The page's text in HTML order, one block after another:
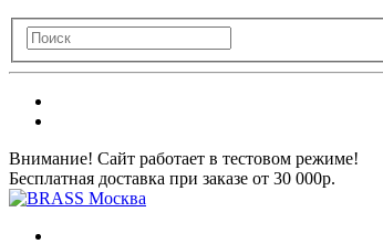
Внимание! Сайт работает в тестовом режиме!
Бесплатная доставка при заказе от 30 000р.